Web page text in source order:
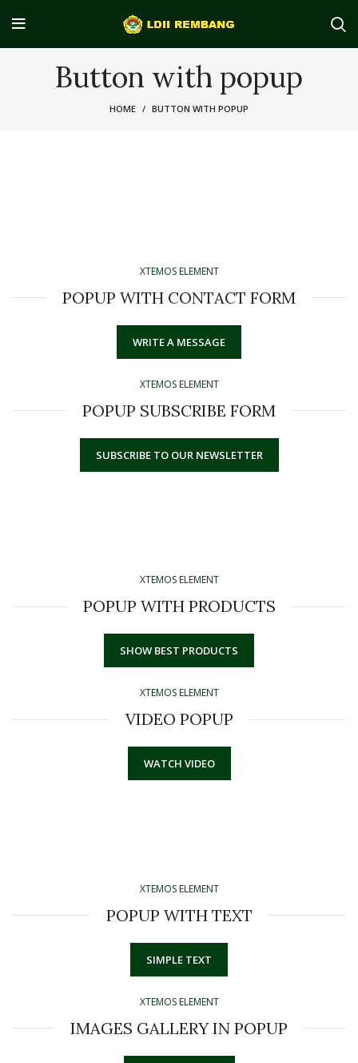
Button with popup
HOME BUTTON WITH POPUP
XTEMOS ELEMENT
POPUP WITH CONTACT FORM
WRITE A MESSAGE
XTEMOS ELEMENT
POPUP SUBSCRIBE FORM
SUBSCRIBE TO OUR NEWSLETTER
XTEMOS ELEMENT
POPUP WITH PRODUCTS
SHOW BEST PRODUCTS
XTEMOS ELEMENT
VIDEO POPUP
WATCH VIDEO
XTEMOS ELEMENT
POPUP WITH TEXT
SIMPLE TEXT
XTEMOS ELEMENT
IMAGES GALLERY IN POPUP